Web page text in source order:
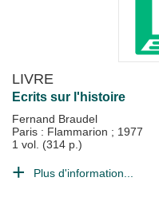
LIVRE
Ecrits sur l'histoire
Fernand Braudel
Paris : Flammarion ; 1977
1 vol. (314 p.)
Plus d'information...